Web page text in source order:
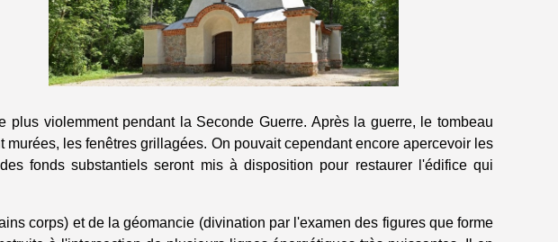
violemment pendant la Seconde Guerre. Après la guerre, le tombeau
les fenêtres grillagées. On pouvait cependant encore apercevoir les
fonds substantiels seront mis à disposition pour restaurer l'édifice qui
corps) et de la géomancie (divination par l'examen des figures que forme